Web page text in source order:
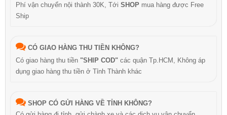
Phí vận chuyển nội thành 30K, Tới SHOP mua hàng được Free
Ship
CÓ GIAO HÀNG THU TIỀN KHÔNG?
Có giao hàng thu tiền "SHIP COD" các quận Tp.HCM, Không áp
dụng giao hàng thu tiền ở Tỉnh Thành khác
SHOP CÓ GỬI HÀNG VỀ TỈNH KHÔNG?